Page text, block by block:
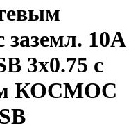
заземл. 10А
3х0.75 с
КОСМОС